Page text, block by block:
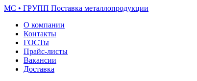
МС • ГРУПП Поставка металлопродукции
О компании
Контакты
ГОСТы
Прайс-листы
Вакансии
Доставка